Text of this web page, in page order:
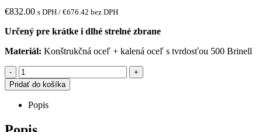
€832.00 s DPH / €676.42 bez DPH
Určený pre krátke i dlhé strelné zbrane
Materiál: Konštrukčná oceľ + kalená oceľ s tvrdosťou 500 Brinell
-
+
Pridať do košíka
Popis